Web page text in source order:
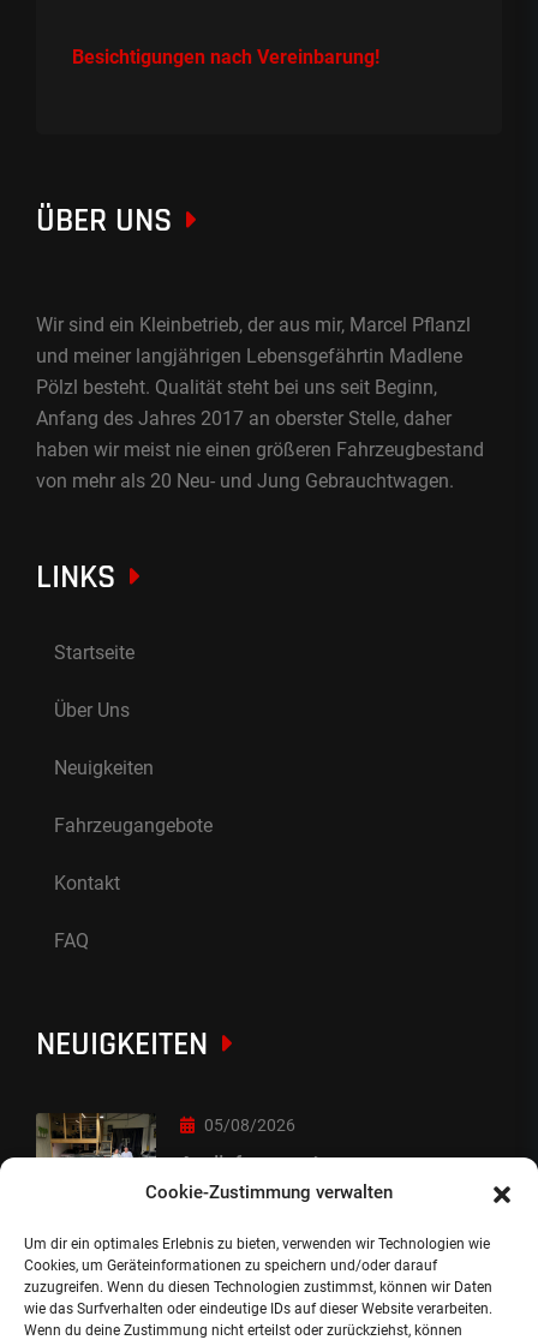
Cookie-Zustimmung verwalten
Um dir ein optimales Erlebnis zu bieten, verwenden wir Technologien wie
Cookies, um Geräteinformationen zu speichern und/oder darauf
zuzugreifen. Wenn du diesen Technologien zustimmst, können wir Daten
wie das Surfverhalten oder eindeutige IDs auf dieser Website verarbeiten.
Wenn du deine Zustimmung nicht erteilst oder zurückziehst, können
Besichtigungen nach Vereinbarung!
ÜBER UNS
Wir sind ein Kleinbetrieb, der aus mir, Marcel Pflanzl
und meiner langjährigen Lebensgefährtin Madlene
Pölzl besteht. Qualität steht bei uns seit Beginn,
Anfang des Jahres 2017 an oberster Stelle, daher
haben wir meist nie einen größeren Fahrzeugbestand
von mehr als 20 Neu- und Jung Gebrauchtwagen.
LINKS
Startseite
Über Uns
Neuigkeiten
Fahrzeugangebote
Kontakt
FAQ
NEUIGKEITEN
05/08/2026
Auslieferung :-)
05/08/2026
besondere Übergabe